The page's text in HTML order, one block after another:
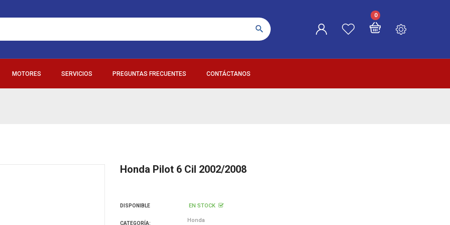
0
MOTORES SERVICIOS PREGUNTAS FRECUENTES CONTÁCTANOS
Honda Pilot 6 Cil 2002/2008
DISPONIBLE EN STOCK
CATEGORÍA: Honda